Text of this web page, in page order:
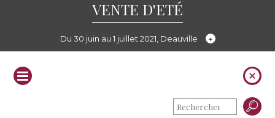
VENTE D'ETÉ
Du 30 juin au 1 juillet 2021, Deauville